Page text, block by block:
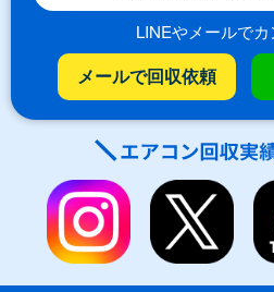
LINEやメールで
メールで回収依頼